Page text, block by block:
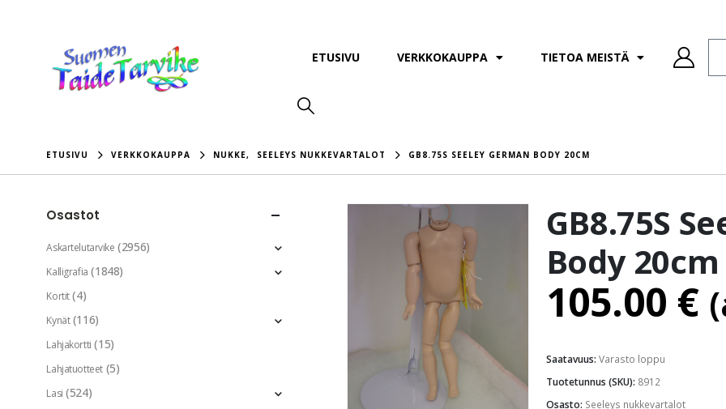
ETUSIVU VERKKOKAUPPA TIETOA MEISTÄ
ETUSIVU VERKKOKAUPPA NUKKE, SEELEYS NUKKEVARTALOT GB8.75S SEELEY GERMAN BODY 20CM
GB8.75S
Body 20cm
105.00 €
Saatavuus: Varasto loppu
Tuotetunnus (SKU): 8912
Osasto: Seeleys nukkevartalot
Osastot
Askartelutarvike (2956)
Kalligrafia (1848)
Kortit (4)
Kynät (116)
Lahjakortti (15)
Lahjatuotteet (5)
Lasi (524)